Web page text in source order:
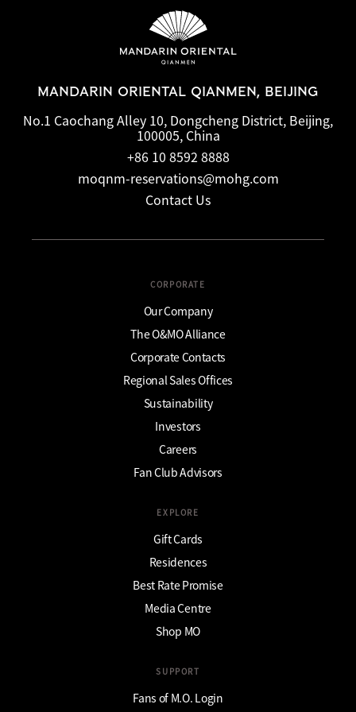
MANDARIN ORIENTAL QIANMEN, BEIJING
No.1 Caochang Alley 10, Dongcheng District, Beijing,
100005, China
+86 10 8592 8888
moqnm-reservations@mohg.com
Contact Us
CORPORATE
Our Company
The O&MO Alliance
Corporate Contacts
Regional Sales Offices
Sustainability
Investors
Careers
Fan Club Advisors
EXPLORE
Gift Cards
Residences
Best Rate Promise
Media Centre
Shop MO
SUPPORT
Fans of M.O. Login